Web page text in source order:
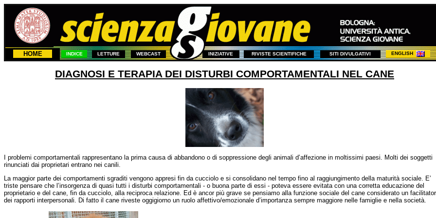
HOME INDICE LETTURE WEBCAST INIZIATIVE RIVISTE SCIENTIFICHE SITI DIVULGATIVI ENGLISH
DIAGNOSI E TERAPIA DEI DISTURBI COMPORTAMENTALI NEL CANE
I problemi comportamentali rappresentano la prima causa di abbandono o di soppressione degli animali d’affezione in moltissimi paesi. Molti dei soggetti
rinunciati dai proprietari entrano nei canili.
La maggior parte dei comportamenti sgraditi vengono appresi fin da cucciolo e si consolidano nel tempo fino al raggiungimento della maturità sociale. E’
triste pensare che l’insorgenza di quasi tutti i disturbi comportamentali - o buona parte di essi - poteva essere evitata con una corretta educazione del
proprietario e del cane, fin da cucciolo, alla reciproca relazione. Ed è ancor più grave se pensiamo alla funzione sociale del cane considerato un
dei rapporti interpersonali. Di fatto il cane riveste oggigiorno un ruolo affettivo/emozionale d’importanza sempre maggiore nelle famiglie e nella società.